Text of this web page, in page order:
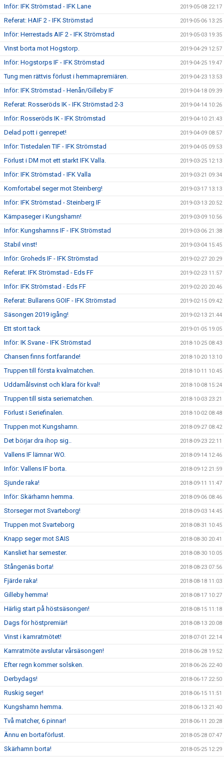
Inför: IFK Strömstad - IFK Lane 2019-05-08 22:17
Referat: HAIF 2 - IFK Strömstad 2019-05-06 13:25
Inför: Herrestads AIF 2 - IFK Strömstad 2019-05-03 19:35
Vinst borta mot Hogstorp. 2019-04-29 12:57
Inför: Hogstorps IF - IFK Strömstad 2019-04-25 19:47
Tung men rättvis förlust i hemmapremiären. 2019-04-23 13:53
Inför: IFK Strömstad - Henån/Gilleby IF 2019-04-18 09:39
Referat: Rosseröds IK - IFK Strömstad 2-3 2019-04-14 10:26
Inför: Rosseröds IK - IFK Strömstad 2019-04-10 21:43
Delad pott i genrepet! 2019-04-09 08:57
Inför: Tistedalen TIF - IFK Strömstad 2019-04-05 09:53
Förlust i DM mot ett starkt IFK Valla. 2019-03-25 12:13
Inför: IFK Strömstad - IFK Valla 2019-03-21 09:34
Komfortabel seger mot Steinberg! 2019-03-17 13:13
Inför: IFK Strömstad - Steinberg IF 2019-03-13 20:52
Kämpaseger i Kungshamn! 2019-03-09 10:56
Inför: Kungshamns IF - IFK Strömstad 2019-03-06 21:38
Stabil vinst! 2019-03-04 15:45
Inför: Groheds IF - IFK Strömstad 2019-02-27 20:29
Referat: IFK Strömstad - Eds FF 2019-02-23 11:57
Inför: IFK Strömstad - Eds FF 2019-02-20 20:46
Referat: Bullarens GOIF - IFK Strömstad 2019-02-15 09:42
Säsongen 2019 igång! 2019-02-13 21:44
Ett stort tack 2019-01-05 19:05
Inför: IK Svane - IFK Strömstad 2018-10-25 08:43
Chansen finns fortfarande! 2018-10-20 13:10
Truppen till första kvalmatchen. 2018-10-11 10:45
Uddamålsvinst och klara för kval! 2018-10-08 15:24
Truppen till sista seriematchen. 2018-10-03 23:21
Förlust i Seriefinalen. 2018-10-02 08:48
Truppen mot Kungshamn. 2018-09-27 08:42
Det börjar dra ihop sig.. 2018-09-23 22:11
Vallens IF lämnar WO. 2018-09-14 12:46
Inför: Vallens IF borta. 2018-09-12 21:59
Sjunde raka! 2018-09-11 11:47
Inför: Skärhamn hemma. 2018-09-06 08:46
Storseger mot Svarteborg! 2018-09-03 14:45
Truppen mot Svarteborg 2018-08-31 10:45
Knapp seger mot SAIS 2018-08-30 20:41
Kansliet har semester. 2018-08-30 10:05
Stångenäs borta! 2018-08-23 07:56
Fjärde raka! 2018-08-18 11:03
Gilleby hemma! 2018-08-17 10:27
Härlig start på höstsäsongen! 2018-08-15 11:18
Dags för höstpremiär! 2018-08-13 20:08
Vinst i kamratmötet! 2018-07-01 22:14
Kamratmöte avslutar vårsäsongen! 2018-06-28 19:52
Efter regn kommer solsken. 2018-06-26 22:40
Derbydags! 2018-06-17 22:50
Ruskig seger! 2018-06-15 11:51
Kungshamn hemma. 2018-06-13 21:40
Två matcher, 6 pinnar! 2018-06-11 20:28
Ännu en bortaförlust. 2018-05-28 07:47
Skärhamn borta! 2018-05-25 12:29